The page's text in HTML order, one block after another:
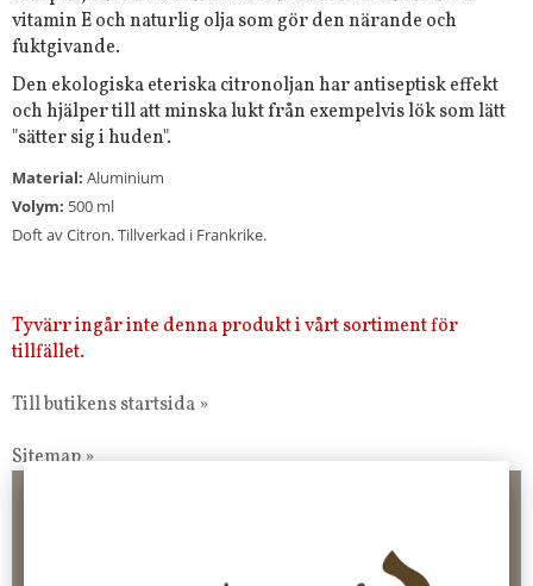
vitamin E och naturlig olja som gör den närande och
fuktgivande.
Den ekologiska eteriska citronoljan har antiseptisk effekt
och hjälper till att minska lukt från exempelvis lök som lätt
"sätter sig i huden".
Material: Aluminium
Volym: 500 ml
Doft av Citron. Tillverkad i Frankrike.
Tyvärr ingår inte denna produkt i vårt sortiment för
tillfället.
Till butikens startsida »
Sitemap »
10 % rabatt på din första order vid anmälan av nyhetsbrev, via